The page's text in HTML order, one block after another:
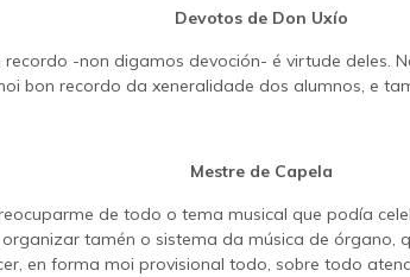
Devotos de Don Uxío
-non digamos devoción- é virtude deles.
bon recordo da xeneralidade dos alumnos, e
Mestre de Capela
de todo o tema musical que podía
tamén o sistema da música de
en forma moi provisional todo, sobre todo